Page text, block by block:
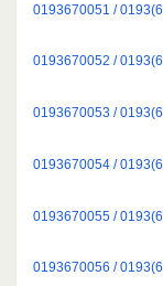
0193670051 /
0193670052 /
0193670053 /
0193670054 /
0193670055 /
0193670056 /